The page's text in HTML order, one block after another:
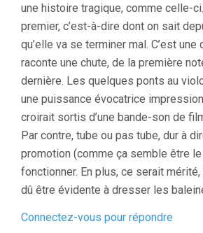
une histoire tragique, comme celle-
premier, c’est-à-dire dont on sait
qu’elle va se terminer mal. C’est une
raconte une chute, de la première
dernière. Les quelques ponts au
une puissance évocatrice
croirait sortis d’une bande-son de
Par contre, tube ou pas tube, dur à
promotion (comme ça semble être
fonctionner. En plus, ce serait mérité,
dû être évidente à dresser les
Connectez-vous pour répondre